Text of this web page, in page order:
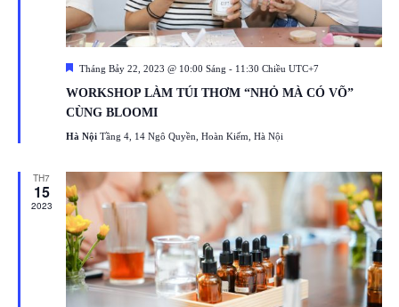
Featured
Tháng Bảy 22, 2023 @ 10:00 Sáng - 11:30 Chiều UTC+7
WORKSHOP LÀM TÚI THƠM “NHỎ MÀ CÓ VÕ”
CÙNG BLOOMI
Hà Nội Tầng 4, 14 Ngô Quyền, Hoàn Kiếm, Hà Nội
TH7
15
2023